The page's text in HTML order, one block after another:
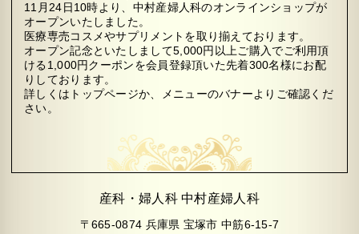
11月24日10時より、中村産婦人科のオンラインショップが
オープンいたしました。
医療専売コスメやサプリメントを取り揃えております。
オープン記念といたしまして5,000円以上ご購入でご利用頂
ける1,000円クーポンを会員登録頂いた先着300名様にお配
りしております。
詳しくはトップページか、メニューのバナーよりご確認くだ
さい。
産科・婦人科 中村産婦人科
〒665-0874 兵庫県 宝塚市 中筋6-15-7